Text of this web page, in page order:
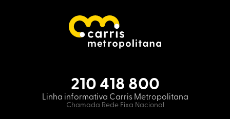
210 418 800
Linha informativa Carris Metropolitana
Chamada Rede Fixa Nacional